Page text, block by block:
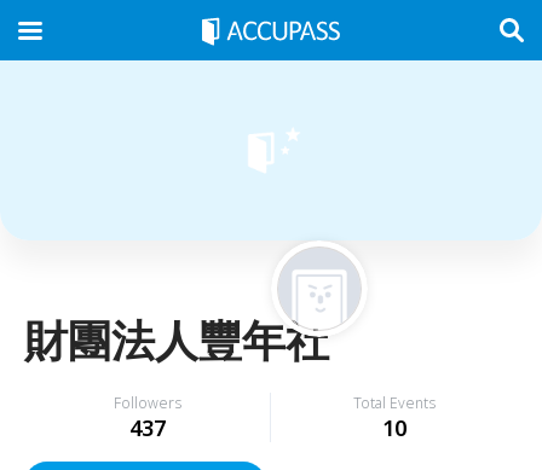
財團法人豐年社
Followers
437
Total Events
10